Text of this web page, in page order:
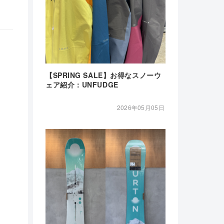
【SPRING SALE】お得なスノーウ
ェア紹介：UNFUDGE
2026年05月05日